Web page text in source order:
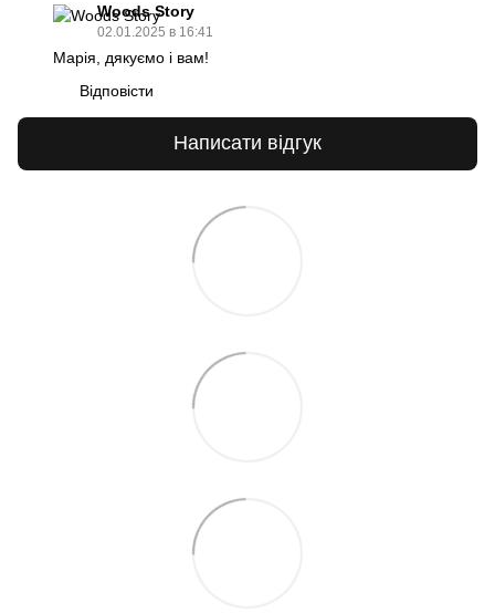
Woods Story
02.01.2025 в 16:41
Марія, дякуємо і вам!
Відповісти
Написати відгук